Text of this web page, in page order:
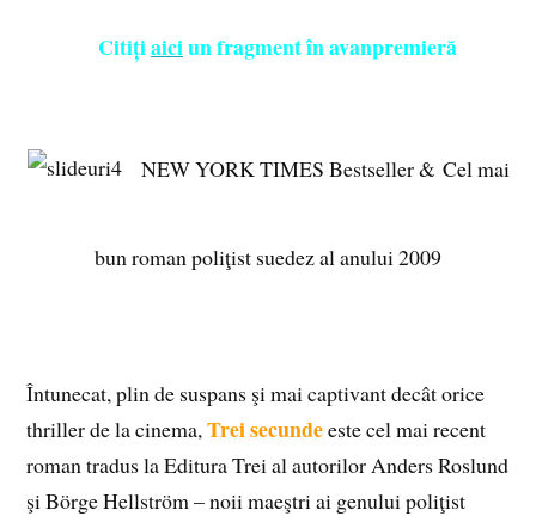
Citițiaiciun fragment în avanpremieră
NEW YORK TIMES Bestseller & Cel mai
bun roman poliţist suedez al anului 2009
Întunecat, plin de suspans şi mai captivant decât orice
thriller de la cinema,Trei secundeeste cel mai recent
roman tradus la Editura Trei al autorilor Anders Roslund
şi Börge Hellström – noii maeştri ai genului poliţist